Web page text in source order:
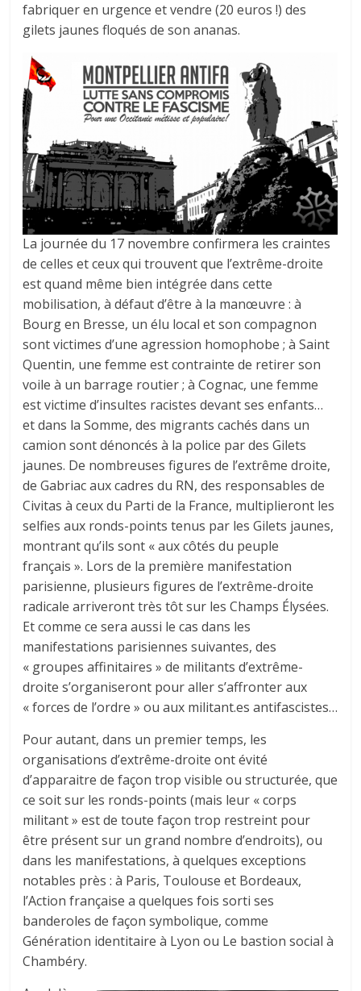
fabriquer en urgence et vendre (20 euros !) des
gilets jaunes floqués de son ananas.
La journée du 17 novembre confirmera les craintes
de celles et ceux qui trouvent que l’extrême-droite
est quand même bien intégrée dans cette
mobilisation, à défaut d’être à la manœuvre : à
Bourg en Bresse, un élu local et son compagnon
sont victimes d’une agression homophobe ; à Saint
Quentin, une femme est contrainte de retirer son
voile à un barrage routier ; à Cognac, une femme
est victime d’insultes racistes devant ses enfants…
et dans la Somme, des migrants cachés dans un
camion sont dénoncés à la police par des Gilets
jaunes. De nombreuses figures de l’extrême droite,
de Gabriac aux cadres du RN, des responsables de
Civitas à ceux du Parti de la France, multiplieront les
selfies aux ronds-points tenus par les Gilets jaunes,
montrant qu’ils sont « aux côtés du peuple
français ». Lors de la première manifestation
parisienne, plusieurs figures de l’extrême-droite
radicale arriveront très tôt sur les Champs Élysées.
Et comme ce sera aussi le cas dans les
manifestations parisiennes suivantes, des
« groupes affinitaires » de militants d’extrême-
droite s’organiseront pour aller s’affronter aux
« forces de l’ordre » ou aux militant.es antifascistes…
Pour autant, dans un premier temps, les
organisations d’extrême-droite ont évité
d’apparaitre de façon trop visible ou structurée, que
ce soit sur les ronds-points (mais leur « corps
militant » est de toute façon trop restreint pour
être présent sur un grand nombre d’endroits), ou
dans les manifestations, à quelques exceptions
notables près : à Paris, Toulouse et Bordeaux,
l’Action française a quelques fois sorti ses
banderoles de façon symbolique, comme
Génération identitaire à Lyon ou Le bastion social à
Chambéry.